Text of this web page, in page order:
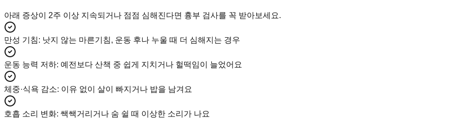
아래 증상이 2주 이상 지속되거나 점점 심해진다면 흉부 검사를 꼭 받아보세요.
만성 기침: 낫지 않는 마른기침, 운동 후나 누울 때 더 심해지는 경우
운동 능력 저하: 예전보다 산책 중 쉽게 지치거나 헐떡임이 늘었어요
체중·식욕 감소: 이유 없이 살이 빠지거나 밥을 남겨요
호흡 소리 변화: 쌕쌕거리거나 숨 쉴 때 이상한 소리가 나요